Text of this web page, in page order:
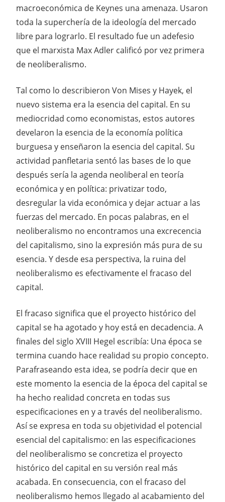
macroeconómica de Keynes una amenaza. Usaron
toda la superchería de la ideología del mercado
libre para lograrlo. El resultado fue un adefesio
que el marxista Max Adler calificó por vez primera
de neoliberalismo.
Tal como lo describieron Von Mises y Hayek, el
nuevo sistema era la esencia del capital. En su
mediocridad como economistas, estos autores
develaron la esencia de la economía política
burguesa y enseñaron la esencia del capital. Su
actividad panfletaria sentó las bases de lo que
después sería la agenda neoliberal en teoría
económica y en política: privatizar todo,
desregular la vida económica y dejar actuar a las
fuerzas del mercado. En pocas palabras, en el
neoliberalismo no encontramos una excrecencia
del capitalismo, sino la expresión más pura de su
esencia. Y desde esa perspectiva, la ruina del
neoliberalismo es efectivamente el fracaso del
capital.
El fracaso significa que el proyecto histórico del
capital se ha agotado y hoy está en decadencia. A
finales del siglo XVIII Hegel escribía: Una época se
termina cuando hace realidad su propio concepto.
Parafraseando esta idea, se podría decir que en
este momento la esencia de la época del capital se
ha hecho realidad concreta en todas sus
especificaciones en y a través del neoliberalismo.
Así se expresa en toda su objetividad el potencial
esencial del capitalismo: en las especificaciones
del neoliberalismo se concretiza el proyecto
histórico del capital en su versión real más
acabada. En consecuencia, con el fracaso del
neoliberalismo hemos llegado al acabamiento del